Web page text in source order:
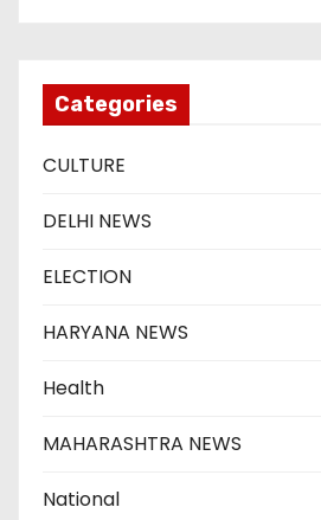
Categories
CULTURE
DELHI NEWS
ELECTION
HARYANA NEWS
Health
MAHARASHTRA NEWS
National